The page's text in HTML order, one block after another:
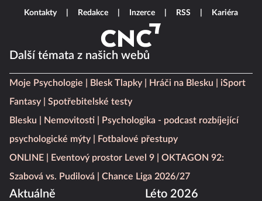
Další témata z našich webů
Moje Psychologie Blesk Tlapky Hráči na Blesku
iSport
Fantasy
Spotřebitelské testy
Blesku
Nemovitosti
Psychologika - podcast rozbíjející
psychologické mýty
Fotbalové přestupy
ONLINE
Eventový prostor Level 9
OKTAGON 92:
Szabová vs. Pudilová
Chance Liga 2026/27
Aktuálně Léto 2026
Kontakty Redakce Inzerce RSS Kariéra